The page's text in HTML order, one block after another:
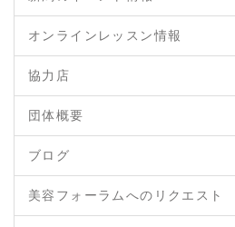
オンラインレッスン情報
協力店
団体概要
ブログ
美容フォーラムへのリクエスト